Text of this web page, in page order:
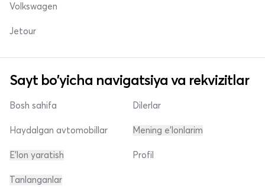
Volkswagen
Jetour
Sayt bo'yicha navigatsiya va rekvizitlar
Bosh sahifa
Haydalgan avtomobillar
E'lon yaratish
Dilerlar
Mening e'lonlarim
Profil
Tanlanganlar